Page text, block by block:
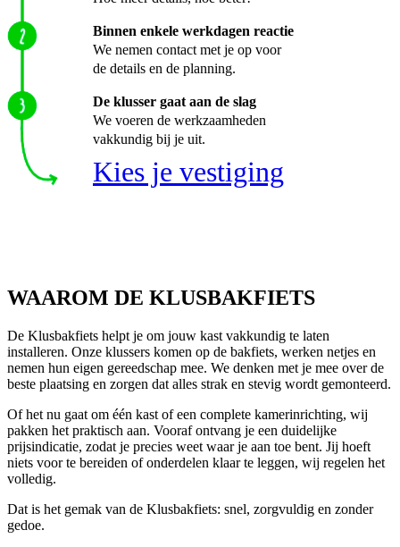
Binnen enkele werkdagen reactie
We nemen contact met je op voor
de details en de planning.
De klusser gaat aan de slag
We voeren de werkzaamheden
vakkundig bij je uit.
Kies je vestiging
WAAROM DE KLUSBAKFIETS
De Klusbakfiets helpt je om jouw kast vakkundig te laten
installeren. Onze klussers komen op de bakfiets, werken netjes en
nemen hun eigen gereedschap mee. We denken met je mee over de
beste plaatsing en zorgen dat alles strak en stevig wordt gemonteerd.
Of het nu gaat om één kast of een complete kamerinrichting, wij
pakken het praktisch aan. Vooraf ontvang je een duidelijke
prijsindicatie, zodat je precies weet waar je aan toe bent. Jij hoeft
niets voor te bereiden of onderdelen klaar te leggen, wij regelen het
volledig.
Dat is het gemak van de Klusbakfiets: snel, zorgvuldig en zonder
gedoe.